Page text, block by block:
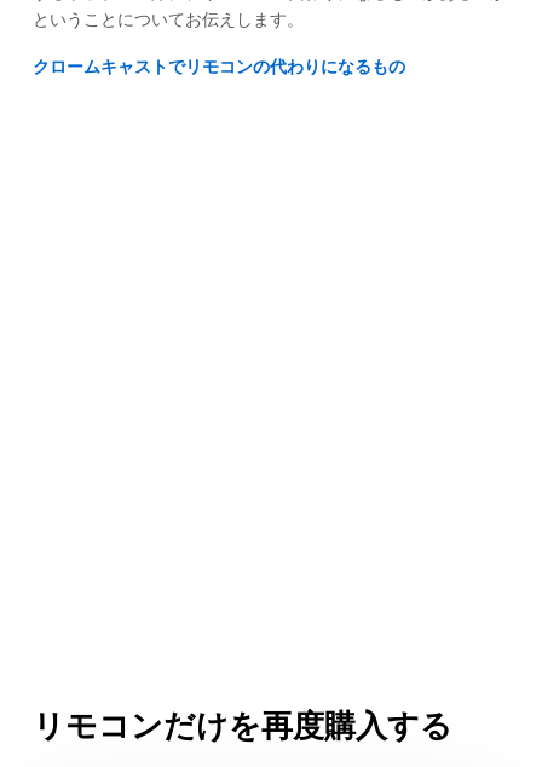
ということについてお伝えします。
クロームキャストでリモコンの代わりになるもの
リモコンだけを再度購入する